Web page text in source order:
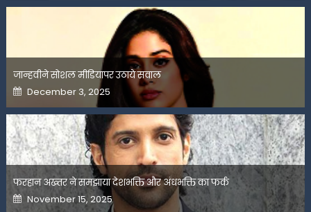
जान्हवीने सोशल मीडियापर उठाये सवाल
Posted
on
December 3, 2025
फरहान अख्तर ने समझाया देशभक्ति और अंधभक्ति का फर्क
Posted
on
November 15, 2025